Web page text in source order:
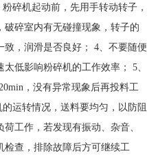
碎机起动前，先用手转动转子，
碎室内有无碰撞现象，转子的
，润滑是否良好； 4、不要随便
低影响粉碎机的工作效率； 5、
，没有异常现象后再投料工
运转情况，送料要均匀，以防阻
工作，若发现有振动、杂音、
检查，排除故障后方可继续工